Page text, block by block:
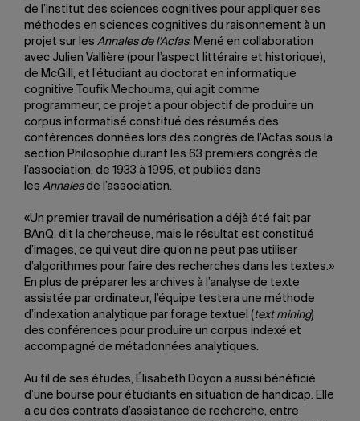
de l’Institut des sciences cognitives pour appliquer ses
méthodes en sciences cognitives du raisonnement à un
projet sur les Annales de l’Acfas. Mené en collaboration
avec Julien Vallière (pour l’aspect littéraire et historique),
de McGill, et l’étudiant au doctorat en informatique
cognitive Toufik Mechouma, qui agit comme
programmeur, ce projet a pour objectif de produire un
corpus informatisé constitué des résumés des
conférences données lors des congrès de l’Acfas sous la
section Philosophie durant les 63 premiers congrès de
l’association, de 1933 à 1995, et publiés dans
les Annalesde l’association.
«Un premier travail de numérisation a déjà été fait par
BAnQ, dit la chercheuse, mais le résultat est constitué
d’images, ce qui veut dire qu’on ne peut pas utiliser
d’algorithmes pour faire des recherches dans les textes.»
En plus de préparer les archives à l’analyse de texte
assistée par ordinateur, l’équipe testera une méthode
d’indexation analytique par forage textuel (text mining)
des conférences pour produire un corpus indexé et
accompagné de métadonnées analytiques.
Au fil de ses études, Élisabeth Doyon a aussi bénéficié
d’une bourse pour étudiants en situation de handicap. Elle
a eu des contrats d’assistance de recherche, entre